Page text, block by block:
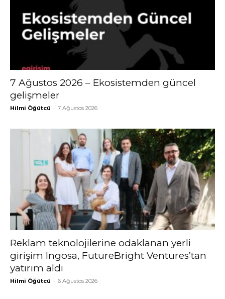
7 Ağustos 2026 – Ekosistemden güncel
gelişmeler
Hilmi Öğütcü - 7 Ağustos 2026
Reklam teknolojilerine odaklanan yerli
girişim Ingosa, FutureBright Ventures’tan
yatırım aldı
Hilmi Öğütcü - 6 Ağustos 2026